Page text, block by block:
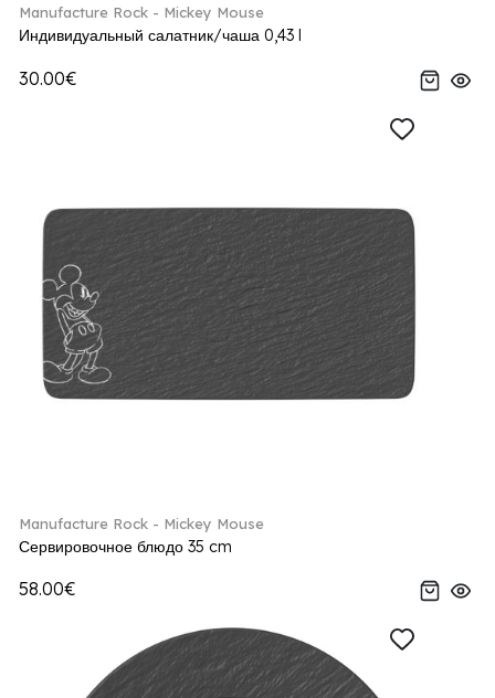
Manufacture Rock - Mickey Mouse
Индивидуальный салатник/чаша 0,43 l
30.00€
Manufacture Rock - Mickey Mouse
Сервировочное блюдо 35 cm
58.00€